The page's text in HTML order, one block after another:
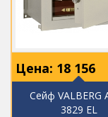
Цена: 18 156
Сейф VALBERG
3829 EL